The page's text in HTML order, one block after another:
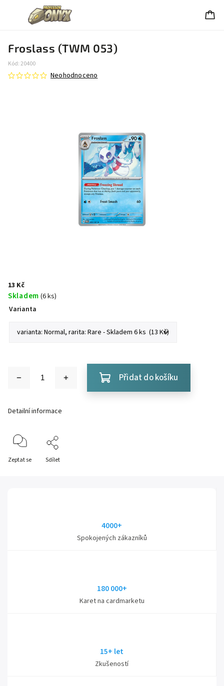
Froslass (TWM 053)
Kód:20400
Neohodnoceno
13 Kč
Skladem (6 ks)
Varianta
Přidat do košíku
Detailní informace
Zeptat se Sdílet
4000+
Spokojených zákazníků
180 000+
Karet na cardmarketu
15+ let
Zkušeností